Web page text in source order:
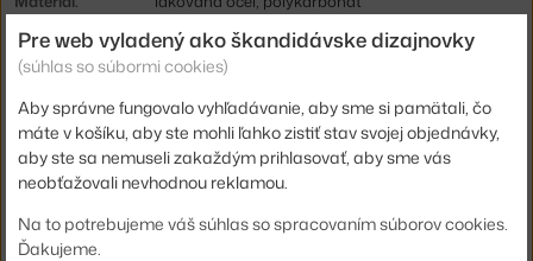
Krytie:
IP44
Hlavný materiál:
kov
Svetelný tok:
325 lm
Pätica / zdroj:
vstavaný LED zdroj
Stmievateľné:
áno
Distribúcia svetla: priame osvetlenie
Pre web vyladený ako škandidávske dizajnovky
(súhlas so súbormi cookies)
Aby správne fungovalo vyhľadávanie, aby sme si pamätali, čo
máte v košíku, aby ste mohli ľahko zistiť stav svojej objednávky,
aby ste sa nemuseli zakaždým prihlasovať, aby sme vás
neobťažovali nevhodnou reklamou.
Na to potrebujeme váš súhlas so spracovaním súborov cookies.
Ďakujeme.